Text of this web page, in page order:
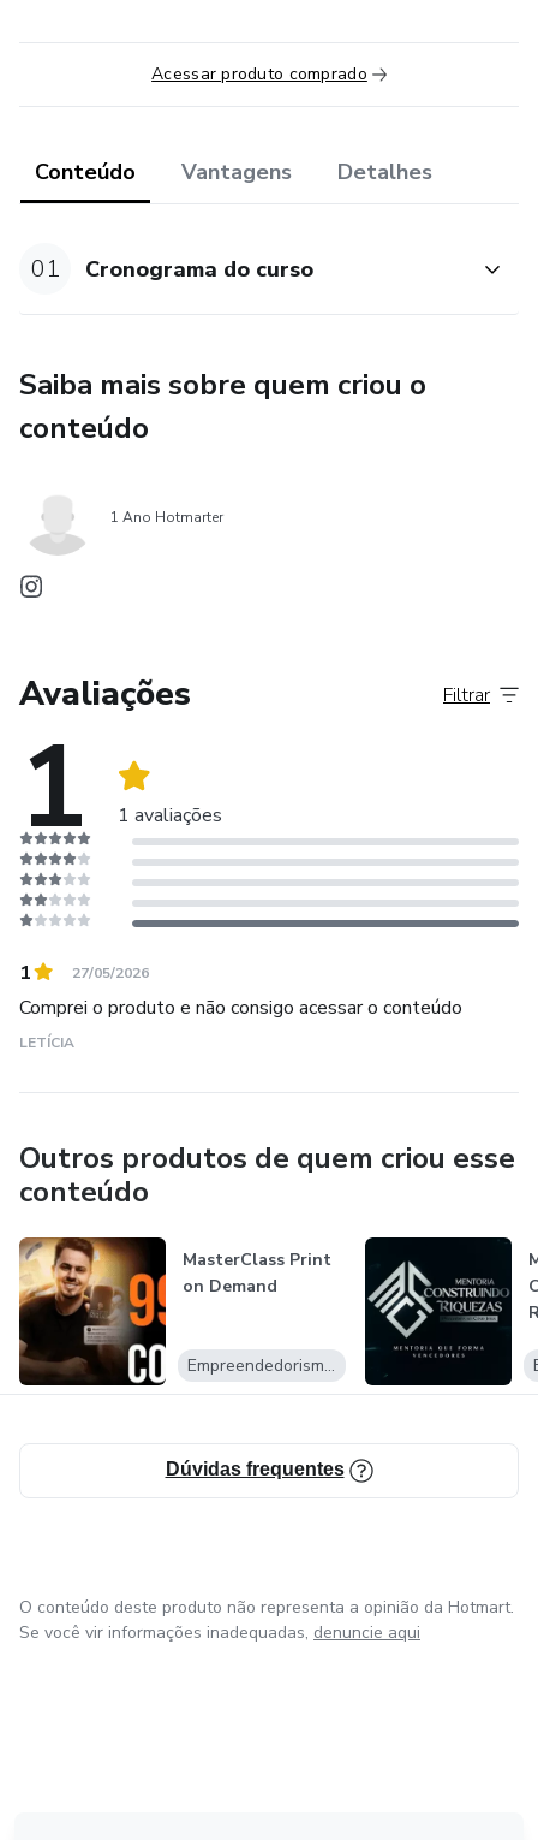
Acessar produto comprado
Conteúdo Vantagens Detalhes
01 Cronograma do curso
Saiba mais sobre quem criou o
conteúdo
1 Ano Hotmarter
Avaliações
1 1 avaliações
Filtrar
1 27/05/2026
Comprei o produto e não consigo acessar o conteúdo
LETÍCIA
Outros produtos de quem criou esse
conteúdo
MasterClass Print
on Demand
Empreendedorismo Digital
Dúvidas frequentes
O conteúdo deste produto não representa a opinião da Hotmart.
Se você vir informações inadequadas, denuncie aqui